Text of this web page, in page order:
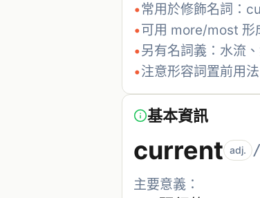
•常用於修飾名詞：
•可用 more/most 形
•另有名詞義：水流
•注意形容詞置前用
基本資訊
current adj.
主要意義：